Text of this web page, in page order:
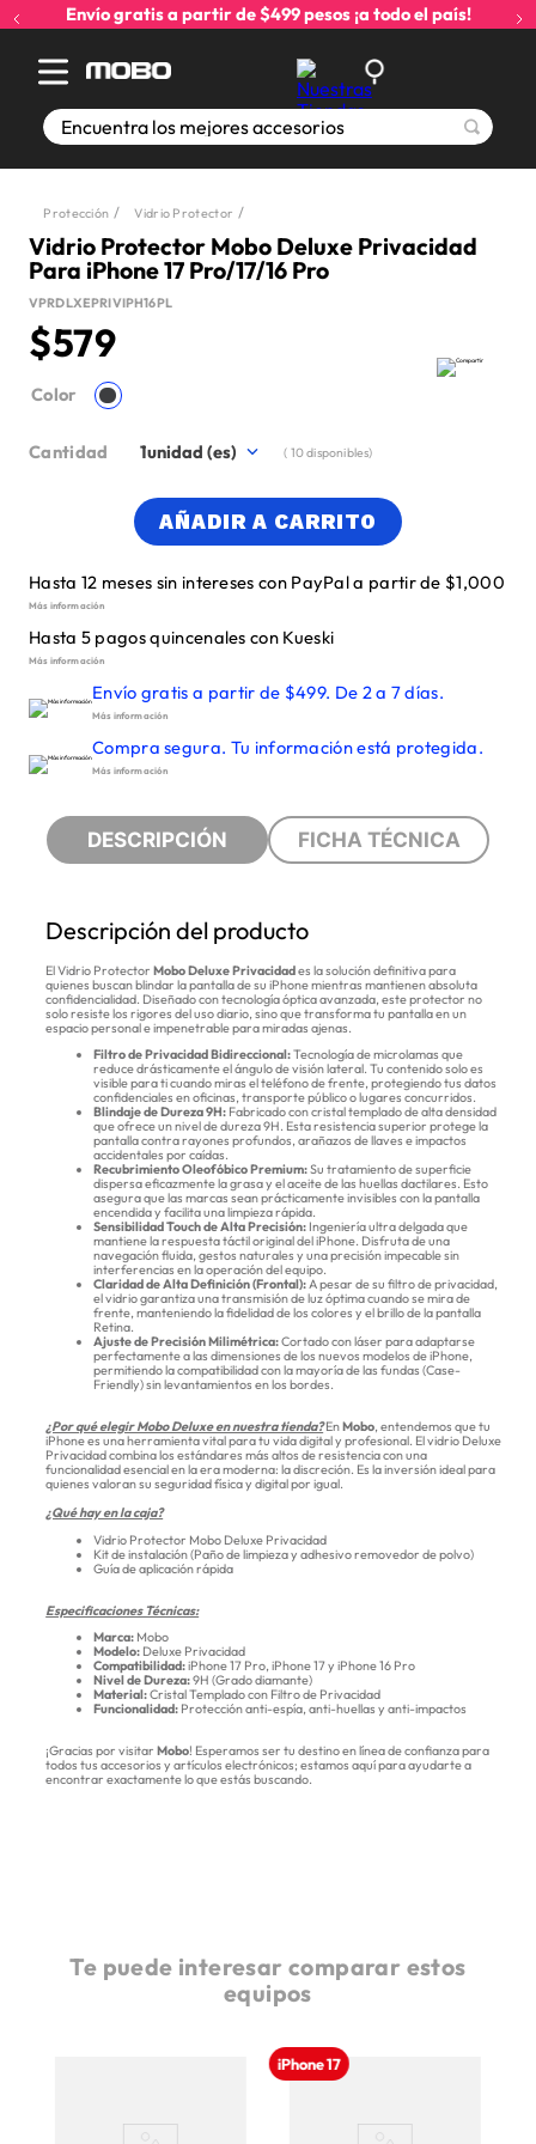
Envío gratis a partir de $499 pesos ¡a todo el país!
Encuentra los mejores accesorios
Protección Vidrio Protector
Vidrio Protector Mobo Deluxe Privacidad
Para iPhone 17 Pro/17/16 Pro
VPRDLXEPRIVIPH16PL
$579
Color
Cantidad 1 ( 10disponibles)
AÑADIR A CARRITO
Hasta 12 meses sin intereses con PayPal a partir de $1,000
Más información
Hasta 5 pagos quincenales con Kueski
Más información
Envío gratis a partir de $499. De 2 a 7 días.
Más información
Compra segura. Tu información está protegida.
Más información
DESCRIPCIÓN FICHA TÉCNICA
Descripción del producto
El Vidrio ProtectorMobo Deluxe Privacidades la solución definitiva para
quienes buscan blindar la pantalla de su iPhone mientras mantienen absoluta
confidencialidad. Diseñado con tecnología óptica avanzada, este protector no
solo resiste los rigores del uso diario, sino que transforma tu pantalla en un
espacio personal e impenetrable para miradas ajenas.
Filtro de Privacidad Bidireccional:Tecnología de microlamas que
reduce drásticamente el ángulo de visión lateral. Tu contenido solo es
visible para ti cuando miras el teléfono de frente, protegiendo tus datos
confidenciales en oficinas, transporte público o lugares concurridos.
Blindaje de Dureza 9H: Fabricado con cristal templado de alta densidad
que ofrece un nivel de dureza 9H. Esta resistencia superior protege la
pantalla contra rayones profundos, arañazos de llaves e impactos
accidentales por caídas.
Recubrimiento Oleofóbico Premium:Su tratamiento de superficie
dispersa eficazmente la grasa y el aceite de las huellas dactilares. Esto
asegura que las marcas sean prácticamente invisibles con la pantalla
encendida y facilita una limpieza rápida.
Sensibilidad Touch de Alta Precisión: Ingeniería ultra delgada que
mantiene la respuesta táctil original del iPhone. Disfruta de una
navegación fluida, gestos naturales y una precisión impecable sin
interferencias en la operación del equipo.
Claridad de Alta Definición (Frontal):A pesar de su filtro de privacidad,
el vidrio garantiza una transmisión de luz óptima cuando se mira de
frente, manteniendo la fidelidad de los colores y el brillo de la pantalla
Retina.
Ajuste de Precisión Milimétrica:Cortado con láser para adaptarse
perfectamente a las dimensiones de los nuevos modelos de iPhone,
permitiendo la compatibilidad con la mayoría de las fundas (Case-
Friendly) sin levantamientos en los bordes.
¿Por qué elegir Mobo Deluxe en nuestra tienda? EnMobo, entendemos que tu
iPhone es una herramienta vital para tu vida digital y profesional. El vidrio Deluxe
Privacidad combina los estándares más altos de resistencia con una
funcionalidad esencial en la era moderna: la discreción. Es la inversión ideal para
quienes valoran su seguridad física y digital por igual.
¿Qué hay en la caja?
Vidrio Protector Mobo Deluxe Privacidad
Kit de instalación (Paño de limpieza y adhesivo removedor de polvo)
Guía de aplicación rápida
Especificaciones Técnicas:
Marca: Mobo
Modelo: Deluxe Privacidad
Compatibilidad:iPhone 17 Pro, iPhone 17 y iPhone 16 Pro
Nivel de Dureza:9H (Grado diamante)
Material:Cristal Templado con Filtro de Privacidad
Funcionalidad: Protección anti-espía, anti-huellas y anti-impactos
¡Gracias por visitarMobo! Esperamos ser tu destino en línea de confianza para
todos tus accesorios y artículos electrónicos; estamos aquí para ayudarte a
encontrar exactamente lo que estás buscando.
Te puede interesar comparar estos
equipos
iPhone 17